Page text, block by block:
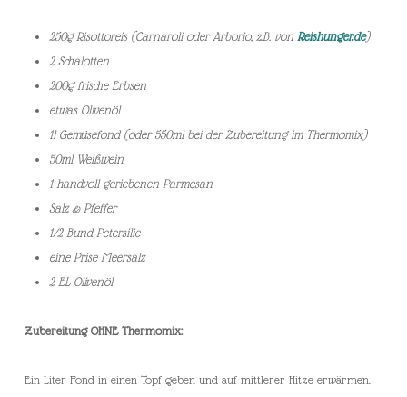
250g Risottoreis (Carnaroli oder Arborio, z.B. von Reishunger.de)
2 Schalotten
200g frische Erbsen
etwas Olivenöl
1l Gemüsefond (oder 550ml bei der Zubereitung im Thermomix)
50ml Weißwein
1 handvoll geriebenen Parmesan
Salz & Pfeffer
1/2 Bund Petersilie
eine Prise Meersalz
2 EL Olivenöl
Zubereitung OHNE Thermomix:
Ein Liter Fond in einen Topf geben und auf mittlerer Hitze erwärmen.